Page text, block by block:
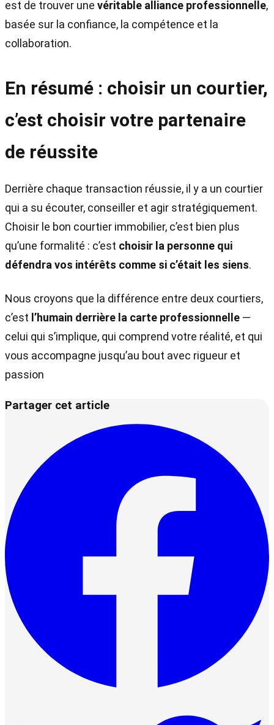
est de trouver une véritable alliance professionnelle,
basée sur la confiance, la compétence et la
collaboration.
En résumé : choisir un courtier,
c’est choisir votre partenaire
de réussite
Derrière chaque transaction réussie, il y a un courtier
qui a su écouter, conseiller et agir stratégiquement.
Choisir le bon courtier immobilier, c’est bien plus
qu’une formalité : c’est choisir la personne qui
défendra vos intérêts comme si c’était les siens.
Nous croyons que la différence entre deux courtiers,
c’est l’humain derrière la carte professionnelle —
celui qui s’implique, qui comprend votre réalité, et qui
vous accompagne jusqu’au bout avec rigueur et
passion
Partager cet article